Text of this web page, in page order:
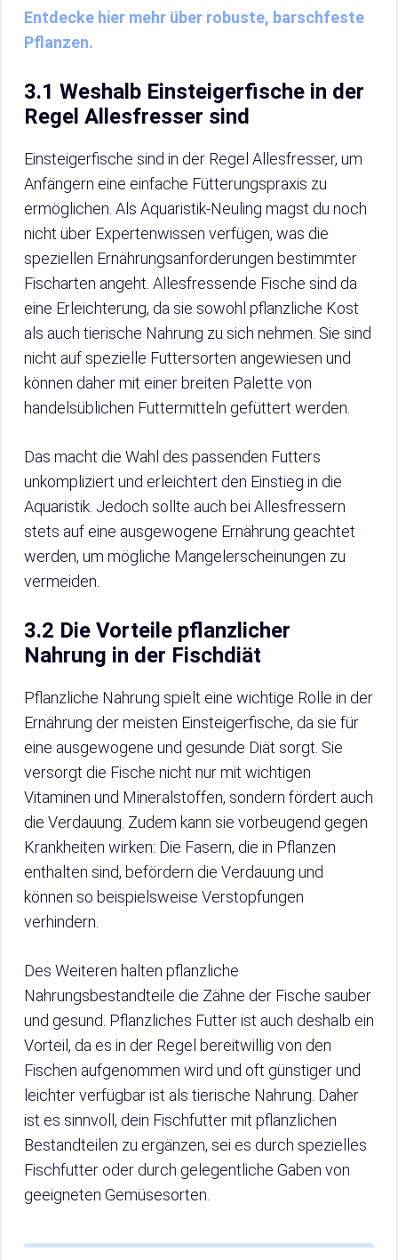
Entdecke hier mehr über robuste, barschfeste
Pflanzen.
3.1 Weshalb Einsteigerfische in der
Regel Allesfresser sind
Einsteigerfische sind in der Regel Allesfresser, um
Anfängern eine einfache Fütterungspraxis zu
ermöglichen. Als Aquaristik-Neuling magst du noch
nicht über Expertenwissen verfügen, was die
speziellen Ernährungsanforderungen bestimmter
Fischarten angeht. Allesfressende Fische sind da
eine Erleichterung, da sie sowohl pflanzliche Kost
als auch tierische Nahrung zu sich nehmen. Sie sind
nicht auf spezielle Futtersorten angewiesen und
können daher mit einer breiten Palette von
handelsüblichen Futtermitteln gefüttert werden.
Das macht die Wahl des passenden Futters
unkompliziert und erleichtert den Einstieg in die
Aquaristik. Jedoch sollte auch bei Allesfressern
stets auf eine ausgewogene Ernährung geachtet
werden, um mögliche Mangelerscheinungen zu
vermeiden.
3.2 Die Vorteile pflanzlicher
Nahrung in der Fischdiät
Pflanzliche Nahrung spielt eine wichtige Rolle in der
Ernährung der meisten Einsteigerfische, da sie für
eine ausgewogene und gesunde Diät sorgt. Sie
versorgt die Fische nicht nur mit wichtigen
Vitaminen und Mineralstoffen, sondern fördert auch
die Verdauung. Zudem kann sie vorbeugend gegen
Krankheiten wirken: Die Fasern, die in Pflanzen
enthalten sind, befördern die Verdauung und
können so beispielsweise Verstopfungen
verhindern.
Des Weiteren halten pflanzliche
Nahrungsbestandteile die Zähne der Fische sauber
und gesund. Pflanzliches Futter ist auch deshalb ein
Vorteil, da es in der Regel bereitwillig von den
Fischen aufgenommen wird und oft günstiger und
leichter verfügbar ist als tierische Nahrung. Daher
ist es sinnvoll, dein Fischfutter mit pflanzlichen
Bestandteilen zu ergänzen, sei es durch spezielles
Fischfutter oder durch gelegentliche Gaben von
geeigneten Gemüsesorten.